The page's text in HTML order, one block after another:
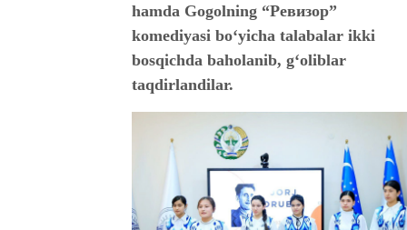
hamda Gogolning “Ревизор”
komediyasi bo‘yicha talabalar ikki
bosqichda baholanib, g‘oliblar
taqdirlandilar.